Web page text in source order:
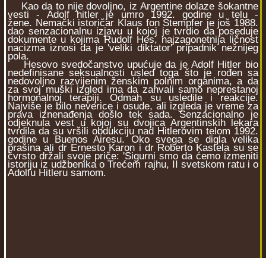
Kao da to nije dovoljno, iz Argentine dolaze šokantne
vesti - Adolf hitler je umro 1992. godine u telu -
žene. Nemački istoričar Klaus fon Štempfer je još 1988.
dao senzacionalnu izjavu u kojoj je tvrdio da poseduje
dokumente u kojima Rudolf Hes, najzagonetnija ličnost
nacizma iznosi da je 'veliki diktator' pripadnik nežnijeg
pola.
Hesovo svedočanstvo upućuje da je Adolf Hitler bio
nedefinisane seksualnosti usled toga što je rođen sa
nedovoljno razvijenim ženskim polnim organima, a da
za svoj muški izgled ima da zahvali samo neprestanoj
hormonalnoj terapiji. Odmah su usledile i reakcije.
Najviše je bilo neverice i osude, ali izgleda je vreme za
prava iznenađenja došlo tek sada. Senzacionalno je
odjeknula vest u kojoj su dvojica Argentinskih lekara
tvrdila da su vršili obdukciju nad Hitlerovim telom 1992.
godine u Buenos Airesu. Oko svega se digla velika
prašina ali dr Ernesto Karon i dr Roberto Kastela su se
čvrsto držali svoje priče: 'Sigurni smo da ćemo izmeniti
istoriju iz udžbenika o Trećem rajhu, II svetskom ratu i o
Adolfu Hitleru samom.